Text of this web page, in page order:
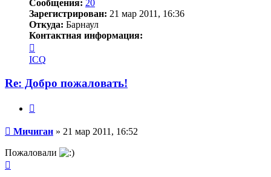
Сообщения: 20
Зарегистрирован: 21 мар 2011, 16:36
Откуда: Барнаул
Контактная информация:
информация
пользователя
Мичиган
ICQ
Re: Добро пожаловать!
Сообщение
Мичиган » 21 мар 2011, 16:52
Пожаловали